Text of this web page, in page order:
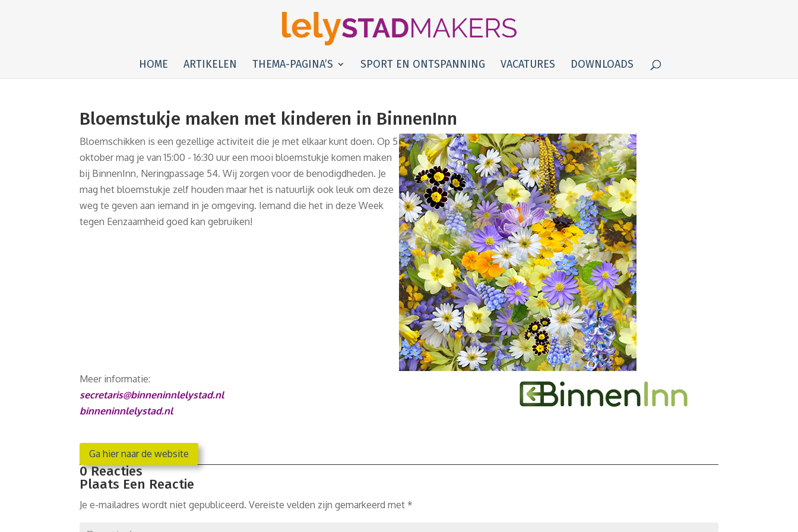
HOME ARTIKELEN THEMA-PAGINA’S SPORT EN ONTSPANNING VACATURES DOWNLOADS
Bloemstukje maken met kinderen in BinnenInn
Bloemschikken is een gezellige activiteit die je met elkaar kunt doen. Op 5
oktober mag je van 15:00 - 16:30 uur een mooi bloemstukje komen maken
bij BinnenInn, Neringpassage 54. Wij zorgen voor de benodigdheden. Je
mag het bloemstukje zelf houden maar het is natuurlijk ook leuk om deze
weg te geven aan iemand in je omgeving. Iemand die het in deze Week
tegen Eenzaamheid goed kan gebruiken!
Meer informatie:
secretaris@binneninnlelystad.nl
binneninnlelystad.nl
Ga hier naar de website
0 Reacties
Plaats Een Reactie
Je e-mailadres wordt niet gepubliceerd. Vereiste velden zijn gemarkeerd met *